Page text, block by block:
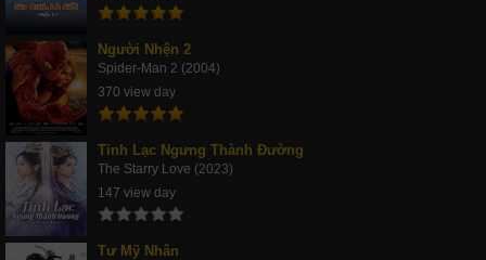
Người Nhện 2
Spider-Man 2 (2004)
370 view day
Tinh Lạc Ngưng Thành Đường
The Starry Love (2023)
147 view day
Tư Mỹ Nhân